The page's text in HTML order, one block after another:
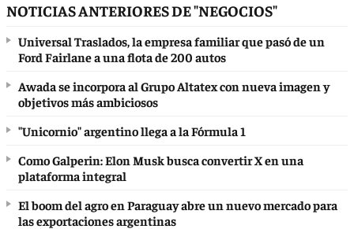
NOTICIAS ANTERIORES DE "NEGOCIOS"
Universal Traslados, la empresa familiar que pasó de un
Ford Fairlane a una flota de 200 autos
Awada se incorpora al Grupo Altatex con nueva imagen y
objetivos más ambiciosos
"Unicornio" argentino llega a la Fórmula 1
Como Galperin: Elon Musk busca convertir X en una
plataforma integral
El boom del agro en Paraguay abre un nuevo mercado para
las exportaciones argentinas